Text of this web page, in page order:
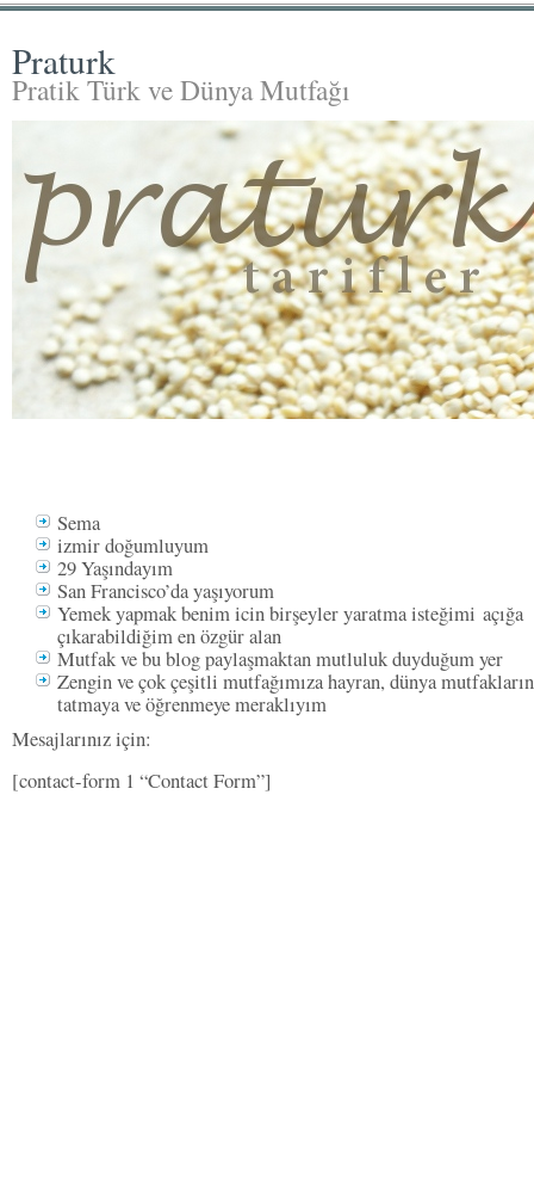
Praturk
Pratik Türk ve Dünya Mutfağı
Sema
izmir doğumluyum
29 Yaşındayım
San Francisco’da yaşıyorum
Yemek yapmak benim icin birşeyler yaratma isteğimi açığa
çıkarabildiğim en özgür alan
Mutfak ve bu blog paylaşmaktan mutluluk duyduğum yer
Zengin ve çok çeşitli mutfağımıza hayran, dünya
tatmaya ve öğrenmeye meraklıyım
Mesajlarınız için:
[contact-form 1 “Contact Form”]